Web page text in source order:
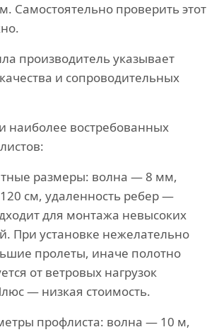
Самостоятельно проверить этот
производитель указывает
и сопроводительных
наиболее востребованных
размеры: волна — 8 мм,
см, удаленность ребер —
для монтажа невысоких
При установке нежелательно
пролеты, иначе полотно
от ветровых нагрузок
— низкая стоимость.
профлиста: волна — 10 м,